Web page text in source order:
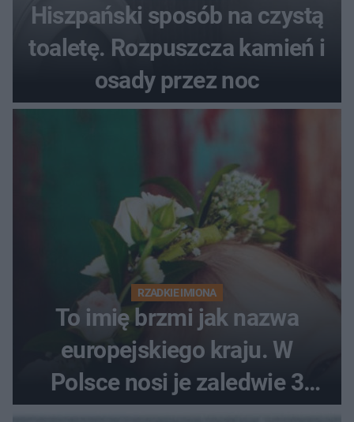
Hiszpański sposób na czystą
toaletę. Rozpuszcza kamień i
osady przez noc
RZADKIE IMIONA
To imię brzmi jak nazwa
europejskiego kraju. W
Polsce nosi je zaledwie 3